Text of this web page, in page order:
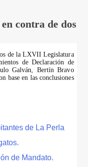
contra de dos
de la LXVII Legislatura
de Declaración de
Galván, Bertín Bravo
base en las conclusiones
de La Perla
de Mandato.